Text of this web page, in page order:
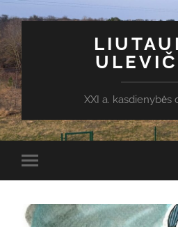
XXI a. kasdienybės
Toggle
mobile